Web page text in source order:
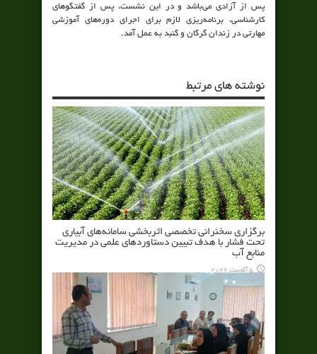
پس از آزادی می‌باشد و در این نشست، پس از گفتگوهای
کارشناسی، برنامه‌ریزی لازم برای اجرای دوره‌های آموزشی
مهارتی در زندان گرگان و گنبد به عمل آمد.
نوشته های مرتبط
برگزاری سخنرانی تخصصی اثربخشی سامانه‌های آبیاری
تحت فشار با هدف تبیین دستاوردهای علمی در مدیریت
منابع آب
5 آگوست 2026